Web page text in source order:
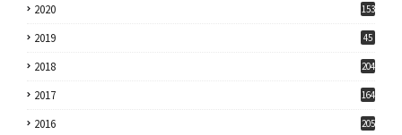
2020 153
2019 45
2018 204
2017 164
2016 205